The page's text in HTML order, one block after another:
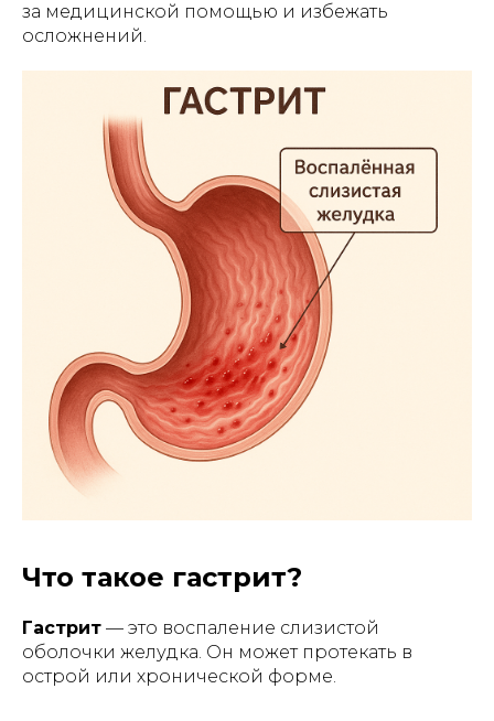
за медицинской помощью и избежать
осложнений.
Что такое гастрит?
Гастрит — это воспаление слизистой
оболочки желудка. Он может протекать в
острой или хронической форме.